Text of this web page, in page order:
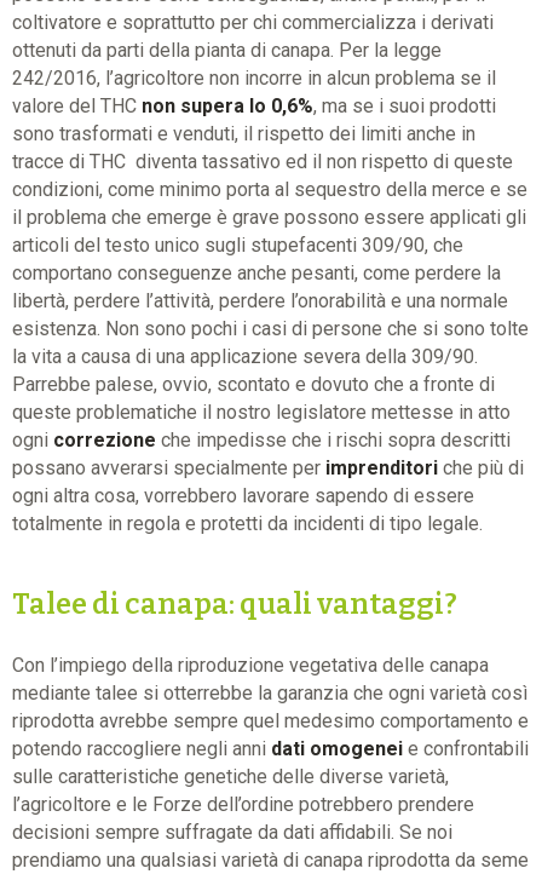
coltivatore e soprattutto per chi commercializza i derivati
ottenuti da parti della pianta di canapa. Per la legge
242/2016, l’agricoltore non incorre in alcun problema se il
valore del THC non supera lo 0,6%, ma se i suoi prodotti
sono trasformati e venduti, il rispetto dei limiti anche in
tracce di THC diventa tassativo ed il non rispetto di queste
condizioni, come minimo porta al sequestro della merce e se
il problema che emerge è grave possono essere applicati gli
articoli del testo unico sugli stupefacenti 309/90, che
comportano conseguenze anche pesanti, come perdere la
libertà, perdere l’attività, perdere l’onorabilità e una normale
esistenza. Non sono pochi i casi di persone che si sono tolte
la vita a causa di una applicazione severa della 309/90.
Parrebbe palese, ovvio, scontato e dovuto che a fronte di
queste problematiche il nostro legislatore mettesse in atto
ogni correzione che impedisse che i rischi sopra descritti
possano avverarsi specialmente per imprenditori che più di
ogni altra cosa, vorrebbero lavorare sapendo di essere
totalmente in regola e protetti da incidenti di tipo legale.
Talee di canapa: quali vantaggi?
Con l’impiego della riproduzione vegetativa delle canapa
mediante talee si otterrebbe la garanzia che ogni varietà così
riprodotta avrebbe sempre quel medesimo comportamento e
potendo raccogliere negli anni dati omogenei e confrontabili
sulle caratteristiche genetiche delle diverse varietà,
l’agricoltore e le Forze dell’ordine potrebbero prendere
decisioni sempre suffragate da dati affidabili. Se noi
prendiamo una qualsiasi varietà di canapa riprodotta da seme